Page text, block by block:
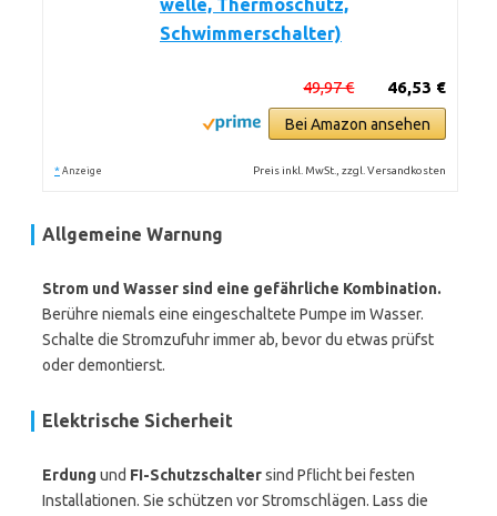
welle, Thermoschutz,
Schwimmerschalter)
46,53 €
49,97 €
Bei Amazon ansehen
* Anzeige Preis inkl. MwSt., zzgl. Versandkosten
Allgemeine Warnung
Strom und Wasser sind eine gefährliche Kombination.
Berühre niemals eine eingeschaltete Pumpe im Wasser.
Schalte die Stromzufuhr immer ab, bevor du etwas prüfst
oder demontierst.
Elektrische Sicherheit
Erdung und FI-Schutzschaltersind Pflicht bei festen
Installationen. Sie schützen vor Stromschlägen. Lass die